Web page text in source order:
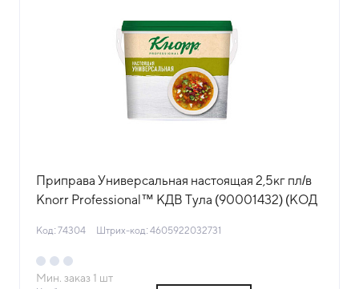
Приправа Универсальная настоящая 2,5кг пл/в
Knorr Professional™ КДВ Тула (90001432) (КОД
Код: 74304 Штрих-код: 4605922032731
Мин. заказ 1 шт